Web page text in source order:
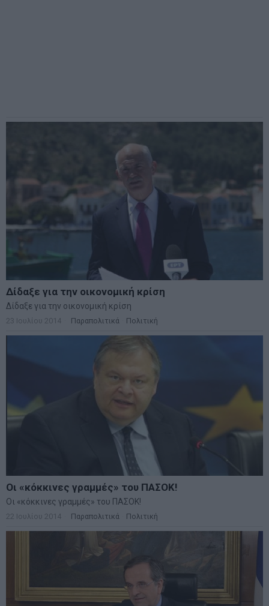
Δίδαξε για την οικονομική κρίση
Δίδαξε για την οικονομική κρίση
23 Ιουλίου 2014 Παραπολιτικά Πολιτική
Οι «κόκκινες γραμμές» του ΠΑΣΟΚ!
Οι «κόκκινες γραμμές» του ΠΑΣΟΚ!
22 Ιουλίου 2014 Παραπολιτικά Πολιτική